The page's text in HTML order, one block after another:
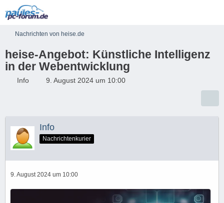
Nachrichten von heise.de
heise-Angebot: Künstliche Intelligenz
in der Webentwicklung
Info 9. August 2024 um 10:00
Info
Nachrichtenkurier
9. August 2024 um 10:00